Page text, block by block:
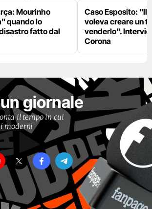
Mourinho
quando lo
fatto dal
Caso Esposito: "Il
voleva creare un
venderlo".
Corona
giornale
il tempo in cui
moderni